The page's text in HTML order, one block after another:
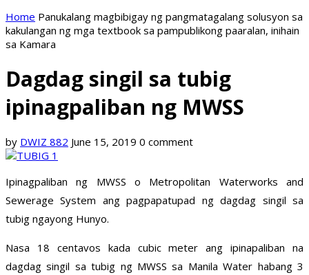
Home Panukalang magbibigay ng pangmatagalang solusyon sa
kakulangan ng mga textbook sa pampublikong paaralan, inihain
sa Kamara
Dagdag singil sa tubig
ipinagpaliban ng MWSS
by DWIZ 882 June 15, 2019 0 comment
Ipinagpaliban ng MWSS o Metropolitan Waterworks and
Sewerage System ang pagpapatupad ng dagdag singil sa
tubig ngayong Hunyo.
Nasa 18 centavos kada cubic meter ang ipinapaliban na
dagdag singil sa tubig ng MWSS sa Manila Water habang 3